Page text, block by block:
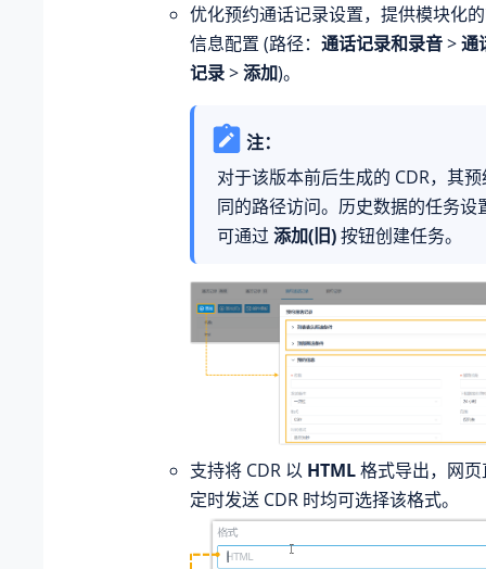
优化预约通话记录设置，提供模块化
信息配置 (路径： 通话记录和录音>通
记录>添加)。
注：
对于该版本前后生成的 CDR，其
同的路径访问。历史数据的任务设
可通过添加(旧)按钮创建任务。
支持将 CDR 以 HTML格式导出，网
定时发送 CDR 时均可选择该格式。